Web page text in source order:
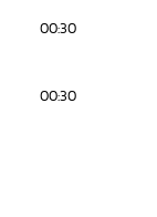
00:30
00:30